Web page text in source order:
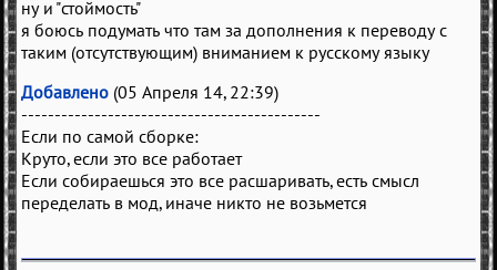
ну и "стоймость"
я боюсь подумать что там за дополнения к переводу с
таким (отсутствующим) вниманием к русскому языку
Добавлено (05 Апреля 14, 22:39)
---------------------------------------------
Если по самой сборке:
Круто, если это все работает
Если собираешься это все расшаривать, есть смысл
переделать в мод, иначе никто не возьмется